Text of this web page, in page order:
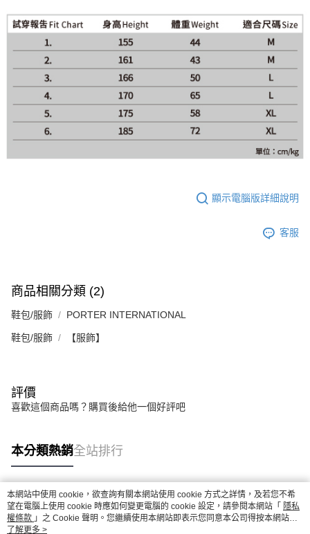
顯示電腦版詳細說明
客服
商品相關分類 (2)
鞋包/服飾 PORTER INTERNATIONAL
鞋包/服飾 【服飾】
評價
喜歡這個商品嗎？購買後給他一個好評吧
本分類熱銷全站排行
熱門標籤
本網站中使用 cookie，欲查詢有關本網站使用 cookie 方式之詳情，及若您不希
望在電腦上使用 cookie 時應如何變更電腦的 cookie 設定，請參閱本網站「 隱私
權條款 」之 Cookie 聲明。您繼續使用本網站即表示您同意本公司得按本網站使
用條款之 Cookie 聲明使用 cookie。
了解更多 >